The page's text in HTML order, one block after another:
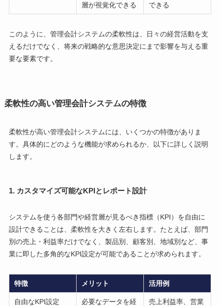
層が視覚化できる できる
このように、管理会計システムの柔軟性は、日々の経営活動を支
えるだけでなく、将来の戦略的な意思決定にまで影響を与える重
要な要素です。
柔軟性の高い管理会計システムの特徴
柔軟性が高い管理会計システムには、いくつかの特徴がありま
す。具体的にどのような機能が求められるか、以下に詳しく説明
します。
1. カスタマイズ可能なKPIとレポート設計
システムを使う各部門や経営層が見るべき指標（KPI）を自由に
設計できることは、柔軟性を大きく左右します。たとえば、部門
別の売上・利益率だけでなく、製品別、顧客別、地域別など、事
業に即した多角的なKPI設定が可能であることが求められます。
特徴 メリット 活用例
自由なKPI設定
必要なデータを経
売上利益率、営業